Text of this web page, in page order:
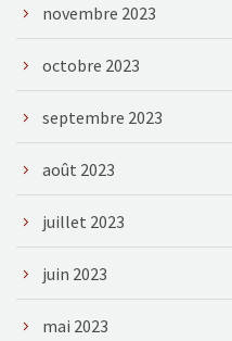
novembre 2023
octobre 2023
septembre 2023
août 2023
juillet 2023
juin 2023
mai 2023